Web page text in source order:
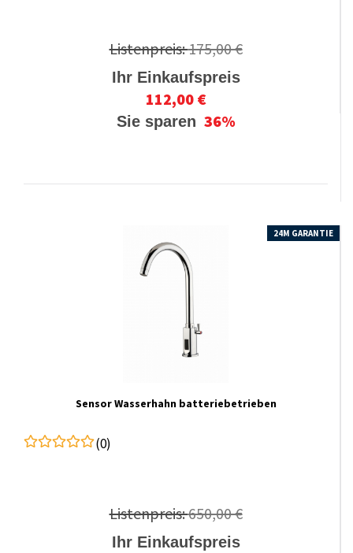
Listenpreis:175,00 €
Ihr Einkaufspreis
112,00 €
Sie sparen 36%
24M GARANTIE
Sensor Wasserhahn batteriebetrieben
(0)
Listenpreis:650,00 €
Ihr Einkaufspreis